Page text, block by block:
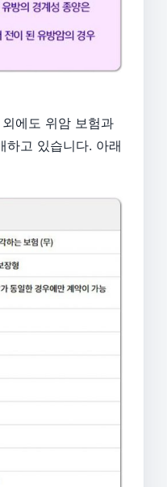
에도 위암 보험과
하고 있습니다. 아래